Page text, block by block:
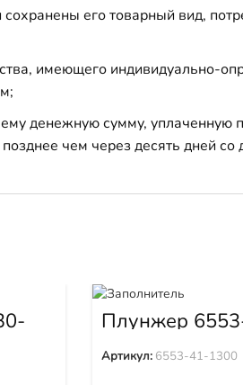
его товарный вид,
имеющего индивидуально-
денежную сумму, уплаченную
чем через десять дней
Плунжер
Артикул: 6553-41-1300